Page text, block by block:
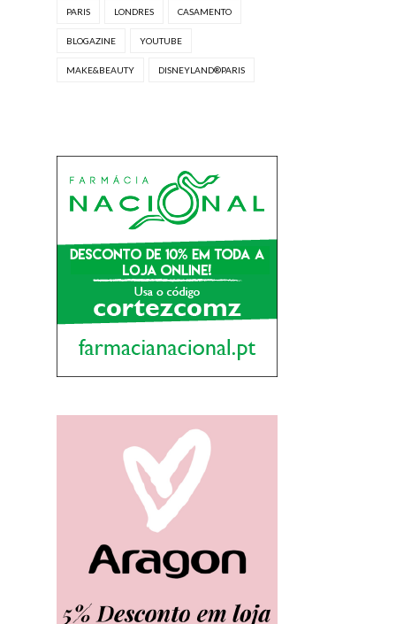
PARIS LONDRES CASAMENTO
BLOGAZINE YOUTUBE
MAKE&BEAUTY DISNEYLAND®PARIS